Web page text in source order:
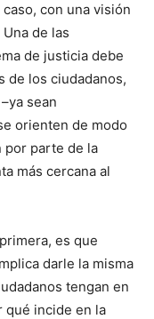
con una visión
de las
de justicia debe
de los ciudadanos,
sean
orienten de modo
por parte de la
más cercana al
es que
darle la misma
tengan en
qué incide en la